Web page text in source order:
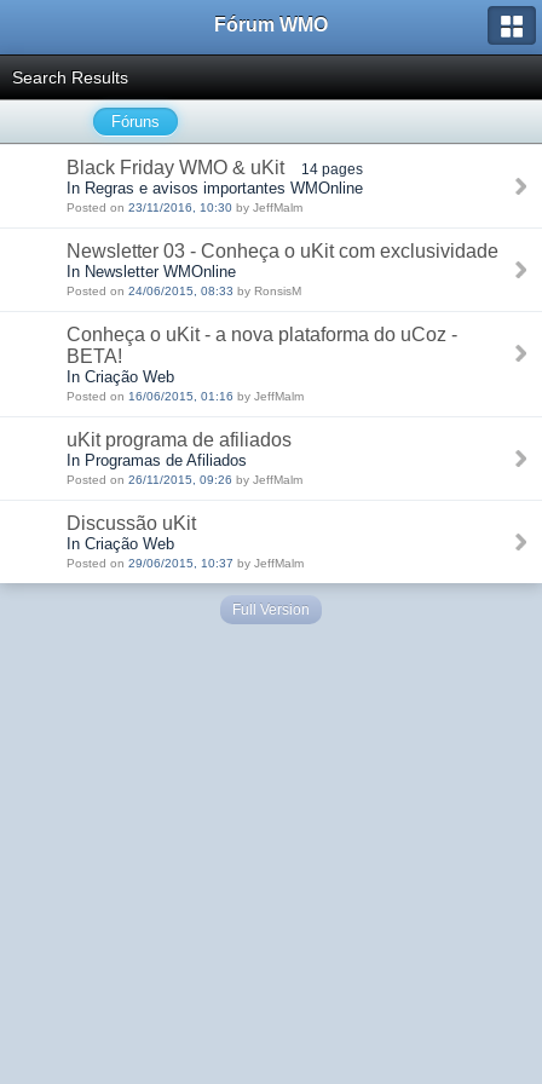
Fórum WMO
Search Results
Fóruns
Black Friday WMO & uKit 14 pages
In Regras e avisos importantes WMOnline
Posted on 23/11/2016, 10:30 by JeffMalm
Newsletter 03 - Conheça o uKit com exclusividade
In Newsletter WMOnline
Posted on 24/06/2015, 08:33 by RonsisM
Conheça o uKit - a nova plataforma do uCoz -
BETA!
In Criação Web
Posted on 16/06/2015, 01:16 by JeffMalm
uKit programa de afiliados
In Programas de Afiliados
Posted on 26/11/2015, 09:26 by JeffMalm
Discussão uKit
In Criação Web
Posted on 29/06/2015, 10:37 by JeffMalm
Full Version